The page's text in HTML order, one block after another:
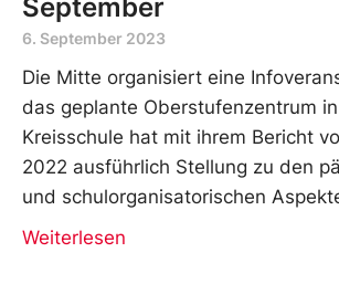
September
6. September 2023
Die Mitte organisiert eine
das geplante Oberstufenzentrum
Kreisschule hat mit ihrem Bericht
2022 ausführlich Stellung zu den
und schulorganisatorischen
Weiterlesen